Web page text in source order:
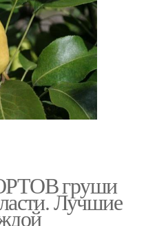
груши
Лучшие